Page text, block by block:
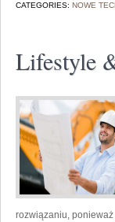
CATEGORIES: NOWE
Lifestyle
rozwiązaniu,